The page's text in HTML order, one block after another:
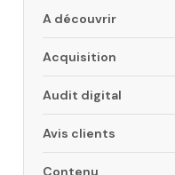
A découvrir
Acquisition
Audit digital
Avis clients
Contenu